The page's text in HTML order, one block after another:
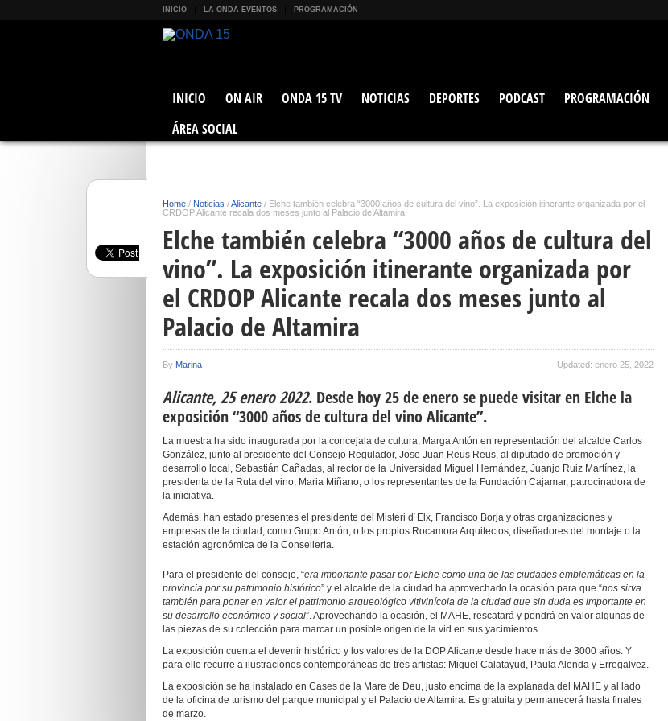
INICIO LA ONDA EVENTOS PROGRAMACIÓN
INICIO ON AIR ONDA 15 TV NOTICIAS DEPORTES PODCAST PROGRAMACIÓN
ÁREA SOCIAL
Home / Noticias /Alicante / Elche también celebra “3000 años de cultura del vino”. La exposición itinerante organizada por el
CRDOP Alicante recala dos meses junto al Palacio de Altamira
Elche también celebra “3000 años de cultura del
vino”. La exposición itinerante organizada por
el CRDOP Alicante recala dos meses junto al
Palacio de Altamira
By Marina Updated: enero 25, 2022
Alicante, 25 enero 2022. Desde hoy 25 de enero se puede visitar en Elche la
exposición “3000 años de cultura del vino Alicante”.
La muestra ha sido inaugurada por la concejala de cultura, Marga Antón en representación del alcalde Carlos
González, junto al presidente del Consejo Regulador, Jose Juan Reus Reus, al diputado de promoción y
desarrollo local, Sebastián Cañadas, al rector de la Universidad Miguel Hernández, Juanjo Ruiz Martínez, la
presidenta de la Ruta del vino, Maria Miñano, o los representantes de la Fundación Cajamar, patrocinadora de
la iniciativa.
Además, han estado presentes el presidente del Misteri d´Elx, Francisco Borja y otras organizaciones y
empresas de la ciudad, como Grupo Antón, o los propios Rocamora Arquitectos, diseñadores del montaje o la
estación agronómica de la Conselleria.
Para el presidente del consejo, “era importante pasar por Elche como una de las ciudades emblemáticas en la
provincia por su patrimonio histórico” y el alcalde de la ciudad ha aprovechado la ocasión para que “nos sirva
también para poner en valor el patrimonio arqueológico vitivinícola de la ciudad que sin duda es importante en
su desarrollo económico y social”. Aprovechando la ocasión, el MAHE, rescatará y pondrá en valor algunas de
las piezas de su colección para marcar un posible origen de la vid en sus yacimientos.
La exposición cuenta el devenir histórico y los valores de la DOP Alicante desde hace más de 3000 años. Y
para ello recurre a ilustraciones contemporáneas de tres artistas: Miguel Calatayud, Paula Alenda y Erregalvez.
La exposición se ha instalado en Cases de la Mare de Deu, justo encima de la explanada del MAHE y al lado
de la oficina de turismo del parque municipal y el Palacio de Altamira. Es gratuita y permanecerá hasta finales
de marzo.